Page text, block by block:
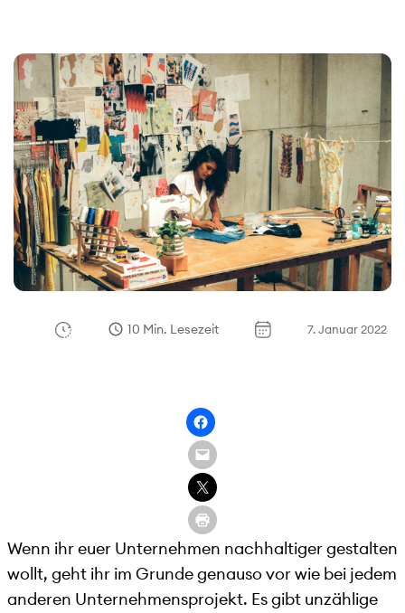
10 Min. Lesezeit 7. Januar 2022
Wenn ihr euer Unternehmen nachhaltiger gestalten
wollt, geht ihr im Grunde genauso vor wie bei jedem
anderen Unternehmensprojekt. Es gibt unzählige